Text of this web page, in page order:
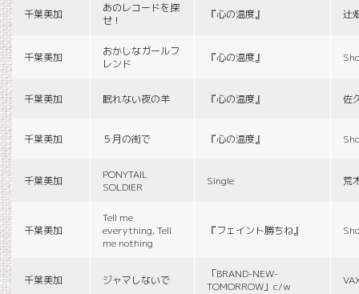
千葉美加
あのレコードを探
せ！
『心の温度』 辻
千葉美加
おかしなガールフ
レンド
『心の温度』
千葉美加 眠れない夜の羊 『心の温度』 佐
千葉美加 ５月の街で 『心の温度』
千葉美加
PONYTAIL
SOLDIER
Single 荒
千葉美加
Tell me
everything, Tell
me nothing
『フェイント勝ちね』
千葉美加 ジャマしないで
「BRAND-NEW-
TOMORROW」c/w